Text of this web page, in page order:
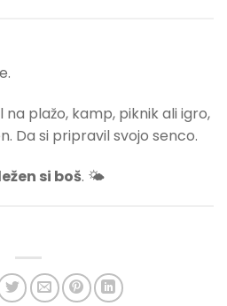
na plažo, kamp, piknik ali igro,
Da si pripravil svojo senco.
si boš. 🌤